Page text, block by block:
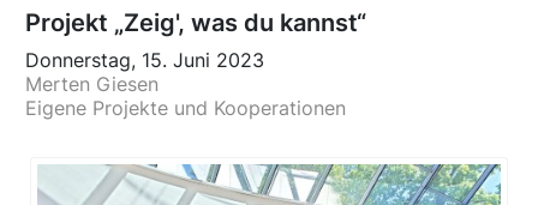
Projekt „Zeig', was du kannst“
Donnerstag, 15. Juni 2023
Merten Giesen
Eigene Projekte und Kooperationen